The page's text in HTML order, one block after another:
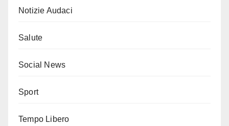
Notizie Audaci
Salute
Social News
Sport
Tempo Libero